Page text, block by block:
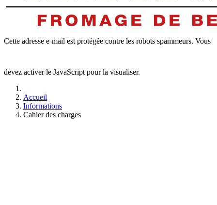
Cette adresse e-mail est protégée contre les robots spammeurs. Vous
devez activer le JavaScript pour la visualiser.
Accueil
Informations
Cahier des charges